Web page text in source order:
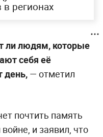
регионах
ли людям, которые
себя её
день,— отметил
почтить память
и заявил, что